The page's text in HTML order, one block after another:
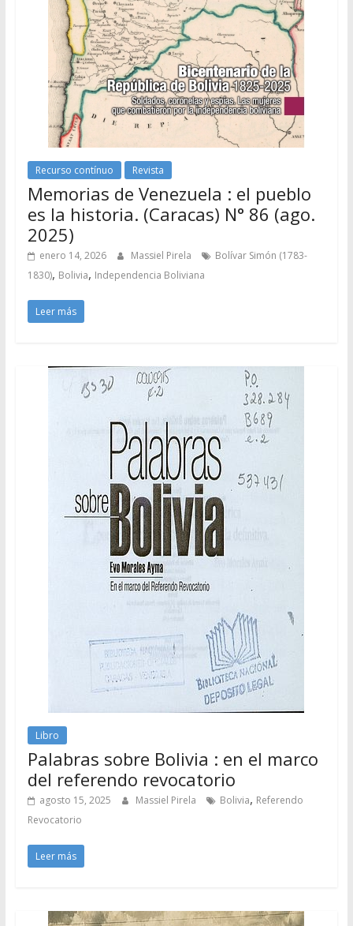
Recurso contínuo Revista
Memorias de Venezuela : el pueblo
es la historia. (Caracas) N° 86 (ago.
2025)
enero 14, 2026 Massiel Pirela
Bolívar Simón (1783-
1830), Bolivia, Independencia Boliviana
Leer más
Libro
Palabras sobre Bolivia : en el marco
del referendo revocatorio
agosto 15, 2025 Massiel Pirela Bolivia, Referendo
Revocatorio
Leer más